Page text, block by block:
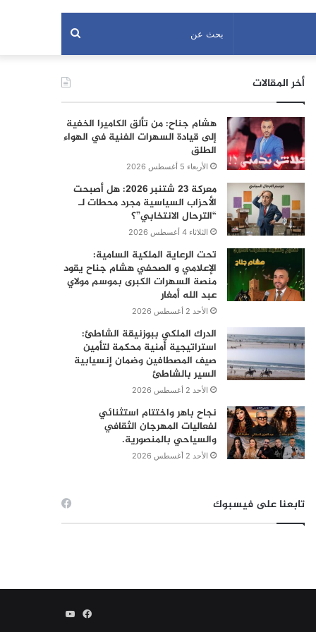
بحث
عن أخر المقالات
هشام جناح: من تألق الكاميرا الخفية
إلى قيادة السهرات الفنية في الهواء
الطلق
الأربعاء 5 أغسطس 2026
معركة 23 شتنبر 2026: هل أصبحت
الأحزاب السياسية مجرد محطات لـ
“الترحال الانتخابي”؟
الثلاثاء 4 أغسطس 2026
تحت الرعاية الملكية السامية:
الإعلامي و الصحفي هشام جناح يقود
منصة السهرات الكبرى بموسم مولاي
عبد الله أمغار
الأحد 2 أغسطس 2026
الدرك الملكي ببوزنيقة الشاطئ:
استراتيجية أمنية محكمة لتأمين
صيف المصطافين وضمان إنسيابية
السير بالشاطئ
الأحد 2 أغسطس 2026
نجاح باهر واختتام استثنائي
لفعاليات المهرجان الثقافي
والسياحي بالمنصورية.
الأحد 2 أغسطس 2026
تابعنا على فيسبوك
فيسبوكيوتيوب